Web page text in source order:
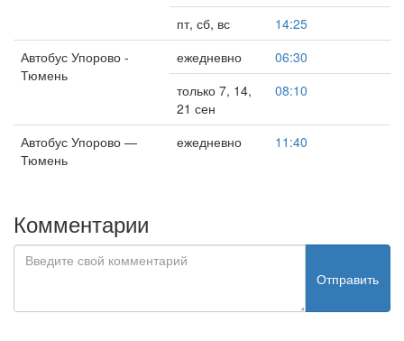
пт, сб, вс
14:25
Автобус Упорово -
Тюмень
ежедневно
06:30
только 7, 14,
21 сен
08:10
Автобус Упорово —
Тюмень
ежедневно 11:40
Комментарии
Отправить